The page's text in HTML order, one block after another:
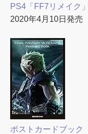
PS4「FF7リメイク」
2020年4月10日発売
ポストカードブック